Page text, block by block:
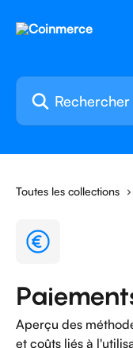
Rechercher un
Toutes les collections
Aperçu des
et coûts liés à